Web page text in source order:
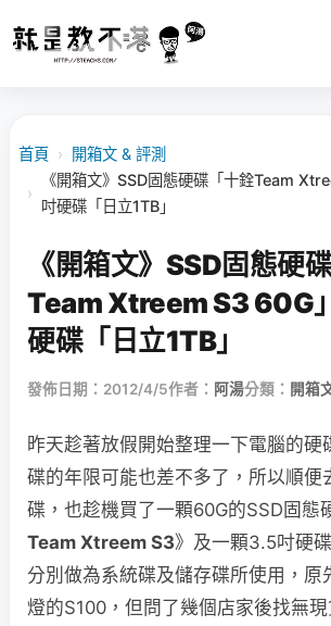
首頁 › 開箱文 & 評測
›
《開箱文》SSD固態硬碟「十銓Team
吋硬碟「日立1TB」
《開箱文》SSD固態硬
Team Xtreem S3 60G
硬碟「日立1TB」
發佈日期：2012/4/5作者： 阿湯分類： 開箱
昨天趁著放假開始整理一下電腦的硬
碟的年限可能也差不多了，所以順便
碟，也趁機買了一顆60G的SSD固態
Team Xtreem S3》及一顆3.5吋硬
分別做為系統碟及儲存碟所使用，原
燈的S100，但問了幾個店家後找無